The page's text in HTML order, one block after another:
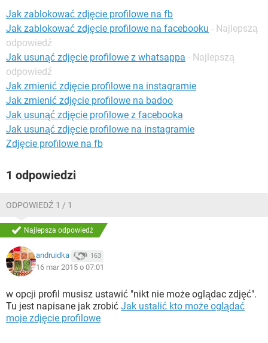
Jak zablokować zdjęcie profilowe na fb
Jak zablokować zdjęcie profilowe na facebooku - Najlepszą
odpowiedź
Jak usunąć zdjęcie profilowe z whatsappa - Najlepszą
odpowiedź
Jak zmienić zdjęcie profilowe na instagramie
Jak zmienić zdjęcie profilowe na badoo
Jak usunąć zdjęcie profilowe z facebooka
Jak usunąć zdjęcie profilowe na instagramie
Zdjęcie profilowe na fb
1 odpowiedzi
ODPOWIEDŹ 1 / 1
Najlepsza odpowiedź
andruidka 163
16 mar 2015 o 07:01
w opcji profil musisz ustawić "nikt nie może oglądac zdjęć".
Tu jest napisane jak zrobić Jak ustalić kto może oglądać
moje zdjęcie profilowe